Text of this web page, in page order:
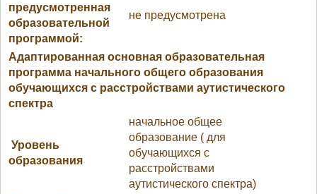
предусмотренная
образовательной
программой:
не предусмотрена
Адаптированная основная образовательная
программа начального общего образования
обучающихся с расстройствами аутистического
спектра
Уровень
образования
начальное общее
образование ( для
обучающихся с
расстройствами
аутистического спектра)